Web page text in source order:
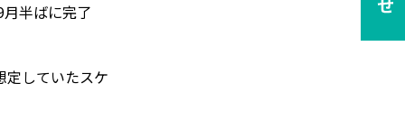
半ばに完了
定していたスケ